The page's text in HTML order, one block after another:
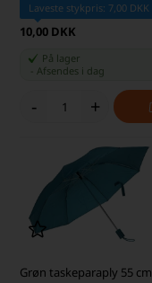
Laveste stykpris: 7,00 DKK
10,00 DKK
På lager
-Afsendes i dag
- +
Grøn taskeparaply 55 cm